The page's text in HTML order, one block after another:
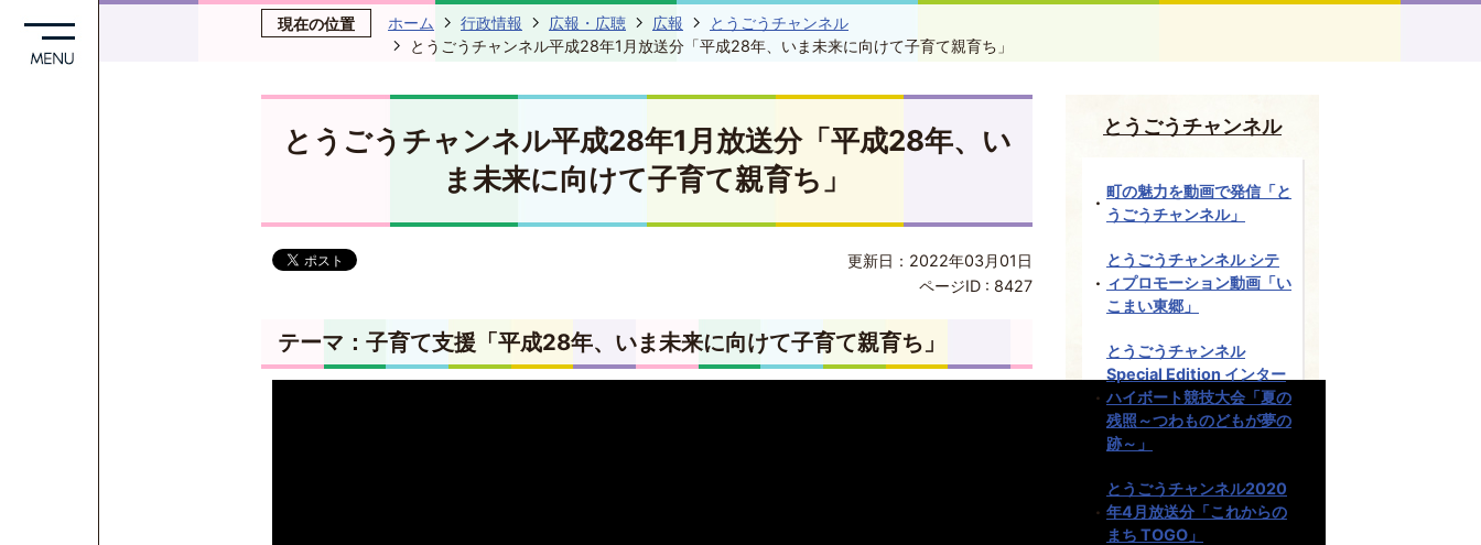
現在の位置 ホーム 行政情報 広報・広聴 広報
とうごうチャンネル
とうごうチャンネル平成28年1月放送分「平成28年、いま未来に向けて子育て親育ち」
とうごうチャンネル平成28年1月放送分「平成28年、い
ま未来に向けて子育て親育ち」
更新日：2022年03月01日
ページID : 8427
テーマ：子育て支援「平成28年、いま未来に向けて子育て親育ち」
とうごうチャンネル
町の魅力を動画で発信「と
うごうチャンネル」
とうごうチャンネル シテ
ィプロモーション動画「い
こまい東郷」
とうごうチャンネル
Special Edition インター
ハイボート競技大会「夏の
残照～つわものどもが夢の
跡～」
とうごうチャンネル2020
年4月放送分「これからの
まち TOGO」